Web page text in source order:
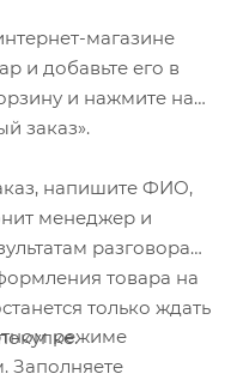
магазине
и добавьте его в
и нажмите на
заказ».
напишите ФИО,
менеджер и
разговора
товара на
только ждать
режиме
Заполняете